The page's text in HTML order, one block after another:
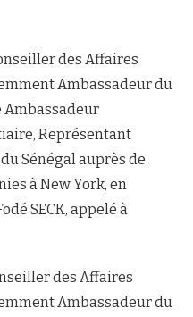
des Affaires
Ambassadeur du
Ambassadeur
Représentant
Sénégal auprès de
à New York, en
SECK, appelé à
des Affaires
Ambassadeur du